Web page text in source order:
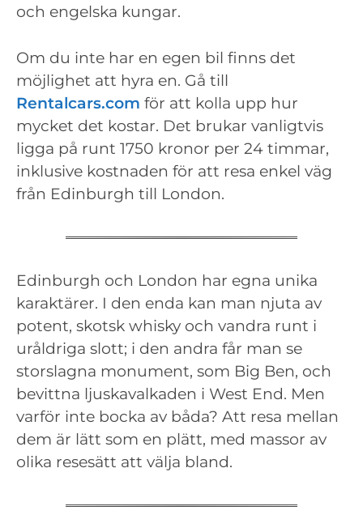
och engelska kungar.
Om du inte har en egen bil finns det
möjlighet att hyra en. Gå till
Rentalcars.com för att kolla upp hur
mycket det kostar. Det brukar vanligtvis
ligga på runt 1750 kronor per 24 timmar,
inklusive kostnaden för att resa enkel väg
från Edinburgh till London.
Edinburgh och London har egna unika
karaktärer. I den enda kan man njuta av
potent, skotsk whisky och vandra runt i
uråldriga slott; i den andra får man se
storslagna monument, som Big Ben, och
bevittna ljuskavalkaden i West End. Men
varför inte bocka av båda? Att resa mellan
dem är lätt som en plätt, med massor av
olika resesätt att välja bland.